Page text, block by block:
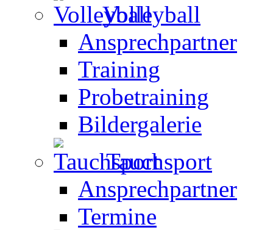
Volleyball
Ansprechpartner
Training
Probetraining
Bildergalerie
Tauchsport
Ansprechpartner
Termine